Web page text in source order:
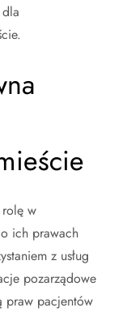
w
ich prawach
z usług
pozarządowe
praw pacjentów